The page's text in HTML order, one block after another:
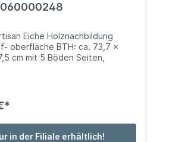
Eiche Holznachbildung
oberfläche BTH: ca. 73,7 x
cm mit 5 Böden Seiten,
in der Filiale erhältlich!